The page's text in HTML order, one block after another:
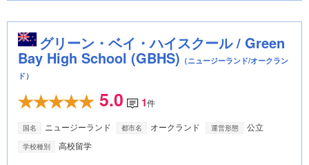
グリーン・ベイ・ハイスクール / Green
Bay High School (GBHS) （ニュージーランド/オークラン
ド）
5.0 1件
国名 ニュージーランド 都市名 オークランド 運営形態 公立
学校種別 高校留学